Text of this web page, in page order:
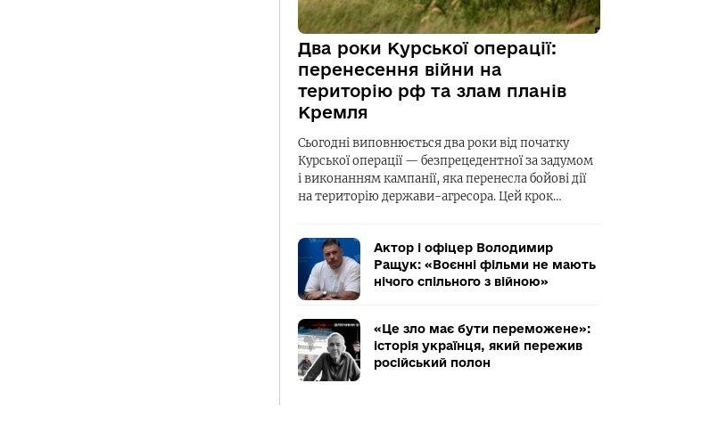
Два роки Курської операції:
перенесення війни на
територію рф та злам планів
Кремля
Сьогодні виповнюється два роки від початку
Курської операції — безпрецедентної за задумом
і виконанням кампанії, яка перенесла бойові дії
на територію держави-агресора. Цей крок…
Актор і офіцер Володимир
Ращук: «Воєнні фільми не мають
нічого спільного з війною»
«Це зло має бути переможене»:
історія українця, який пережив
російський полон